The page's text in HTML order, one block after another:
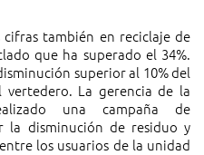
también en reciclaje de
que ha superado el 34%.
superior al 10% del
La gerencia de la
una campaña de
la disminución de residuo y
los usuarios de la unidad